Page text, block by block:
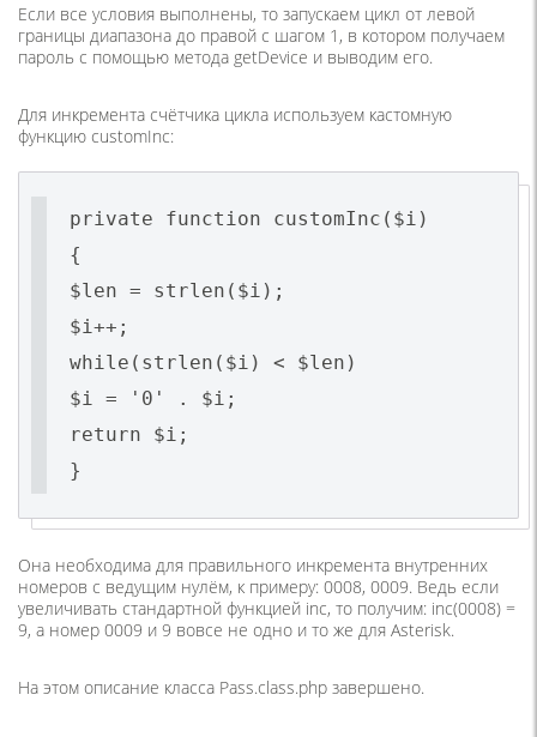
Если все условия выполнены, то запускаем цикл от левой
границы диапазона до правой с шагом 1, в котором получаем
пароль с помощью метода getDevice и выводим его.
Для инкремента счётчика цикла используем кастомную
функцию customInc:
private function customInc($i)
{
$len = strlen($i);
$i++;
while(strlen($i) < $len)
$i = '0' . $i;
return $i;
}
Она необходима для правильного инкремента внутренних
номеров с ведущим нулём, к примеру: 0008, 0009. Ведь если
увеличивать стандартной функцией inc, то получим: inc(0008) =
9, а номер 0009 и 9 вовсе не одно и то же для Asterisk.
На этом описание класса Pass.class.php завершено.